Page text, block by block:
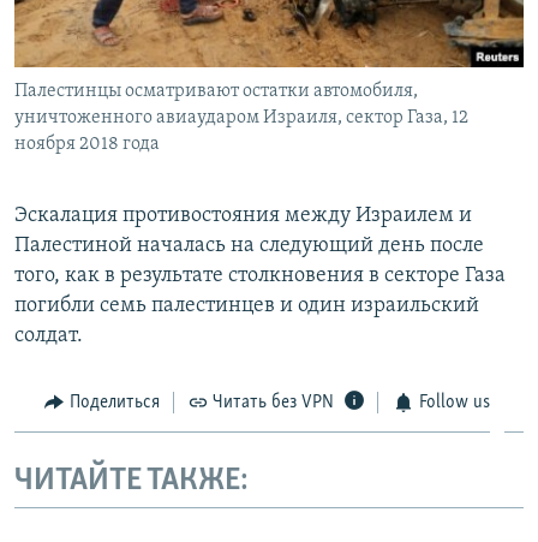
Палестинцы осматривают остатки автомобиля,
уничтоженного авиаударом Израиля, сектор Газа, 12
ноября 2018 года
Эскалация противостояния между Израилем и
Палестиной началась на следующий день после
того, как в результате столкновения в секторе Газа
погибли семь палестинцев и один израильский
солдат.
Поделиться Читать без VPN Follow us
ЧИТАЙТЕ ТАКЖЕ: